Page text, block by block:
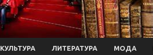
КУЛЬТУРА ЛИТЕРАТУРА МОДА